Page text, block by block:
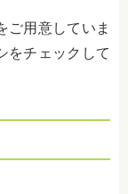
ご用意していま
をチェックして